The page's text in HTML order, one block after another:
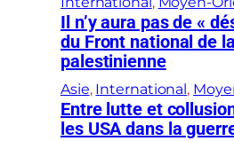
Il n’y aura pas de «
du Front national de
palestinienne
Asie, International ,
Entre lutte et
les USA dans la